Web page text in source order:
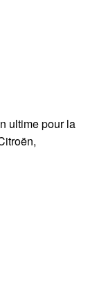
ultime pour la